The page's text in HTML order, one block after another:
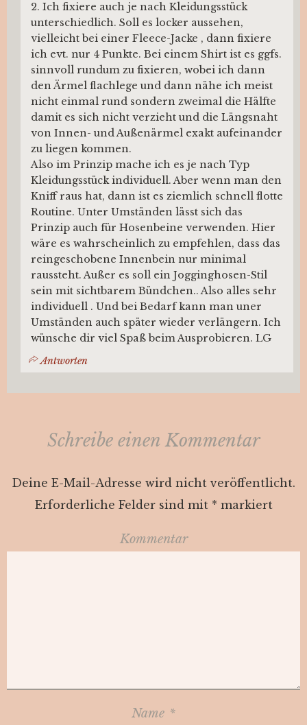
2. Ich fixiere auch je nach Kleidungsstück
unterschiedlich. Soll es locker aussehen,
vielleicht bei einer Fleece-Jacke , dann fixiere
ich evt. nur 4 Punkte. Bei einem Shirt ist es ggfs.
sinnvoll rundum zu fixieren, wobei ich dann
den Ärmel flachlege und dann nähe ich meist
nicht einmal rund sondern zweimal die Hälfte
damit es sich nicht verzieht und die Längsnaht
von Innen- und Außenärmel exakt aufeinander
zu liegen kommen.
Also im Prinzip mache ich es je nach Typ
Kleidungsstück individuell. Aber wenn man den
Kniff raus hat, dann ist es ziemlich schnell flotte
Routine. Unter Umständen lässt sich das
Prinzip auch für Hosenbeine verwenden. Hier
wäre es wahrscheinlich zu empfehlen, dass das
reingeschobene Innenbein nur minimal
raussteht. Außer es soll ein Jogginghosen-Stil
sein mit sichtbarem Bündchen.. Also alles sehr
individuell . Und bei Bedarf kann man uner
Umständen auch später wieder verlängern. Ich
wünsche dir viel Spaß beim Ausprobieren. LG
Antworten
Schreibe einen Kommentar
Deine E-Mail-Adresse wird nicht veröffentlicht.
Erforderliche Felder sind mit * markiert
Kommentar
Name *